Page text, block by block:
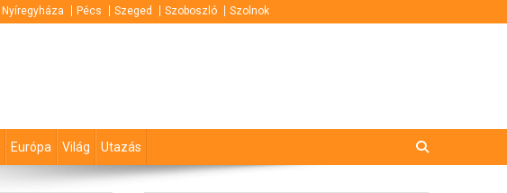
Nyíregyháza Pécs Szeged Szoboszló Szolnok
Európa Világ Utazás